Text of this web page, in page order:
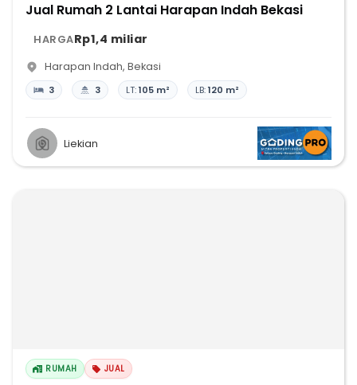
Jual Rumah 2 Lantai Harapan Indah Bekasi
HARGARp1,4 miliar
Harapan Indah, Bekasi
3 3 LT:105 m² LB:120 m²
Liekian
RUMAH JUAL